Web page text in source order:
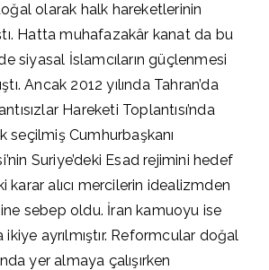
olarak halk hareketlerinin
Hatta muhafazakâr kanat da bu
siyasal İslamcıların güçlenmesi
Ancak 2012 yılında Tahran’da
Hareketi Toplantısı’nda
seçilmiş Cumhurbaşkanı
Suriye’deki Esad rejimini hedef
karar alıcı mercilerin idealizmden
sebep oldu. İran kamuoyu ise
ayrılmıştır. Reformcular doğal
yer almaya çalışırken